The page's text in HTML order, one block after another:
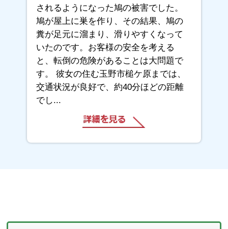
されるようになった鳩の被害でした。
鳩が屋上に巣を作り、その結果、鳩の
糞が足元に溜まり、滑りやすくなって
いたのです。お客様の安全を考える
と、転倒の危険があることは大問題で
す。 彼女の住む玉野市槌ケ原までは、
交通状況が良好で、約40分ほどの距離
でし...